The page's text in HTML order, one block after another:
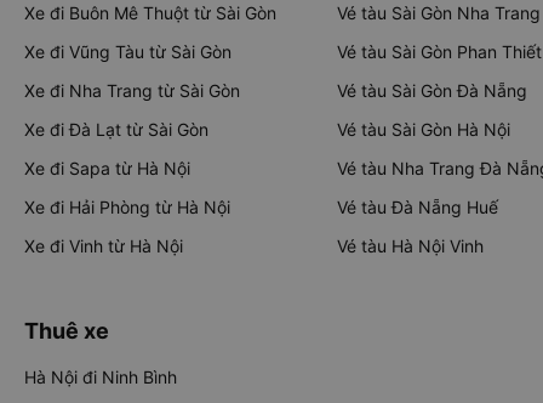
Xe đi Buôn Mê Thuột từ Sài Gòn
Xe đi Vũng Tàu từ Sài Gòn
Xe đi Nha Trang từ Sài Gòn
Xe đi Đà Lạt từ Sài Gòn
Xe đi Sapa từ Hà Nội
Xe đi Hải Phòng từ Hà Nội
Xe đi Vinh từ Hà Nội
Vé tàu Sài Gòn Nha Trang
Vé tàu Sài Gòn Phan Thiết
Vé tàu Sài Gòn Đà Nẵng
Vé tàu Sài Gòn Hà Nội
Vé tàu Nha Trang Đà
Vé tàu Đà Nẵng Huế
Vé tàu Hà Nội Vinh
Thuê xe
Hà Nội đi Ninh Bình